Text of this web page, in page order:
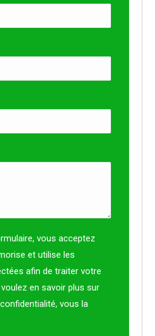
vous acceptez
et utilise les
afin de traiter votre
en savoir plus sur
vous la